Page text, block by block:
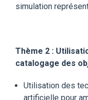
simulation
Thème 2 :
catalogage des
Utilisation des
artificielle pour